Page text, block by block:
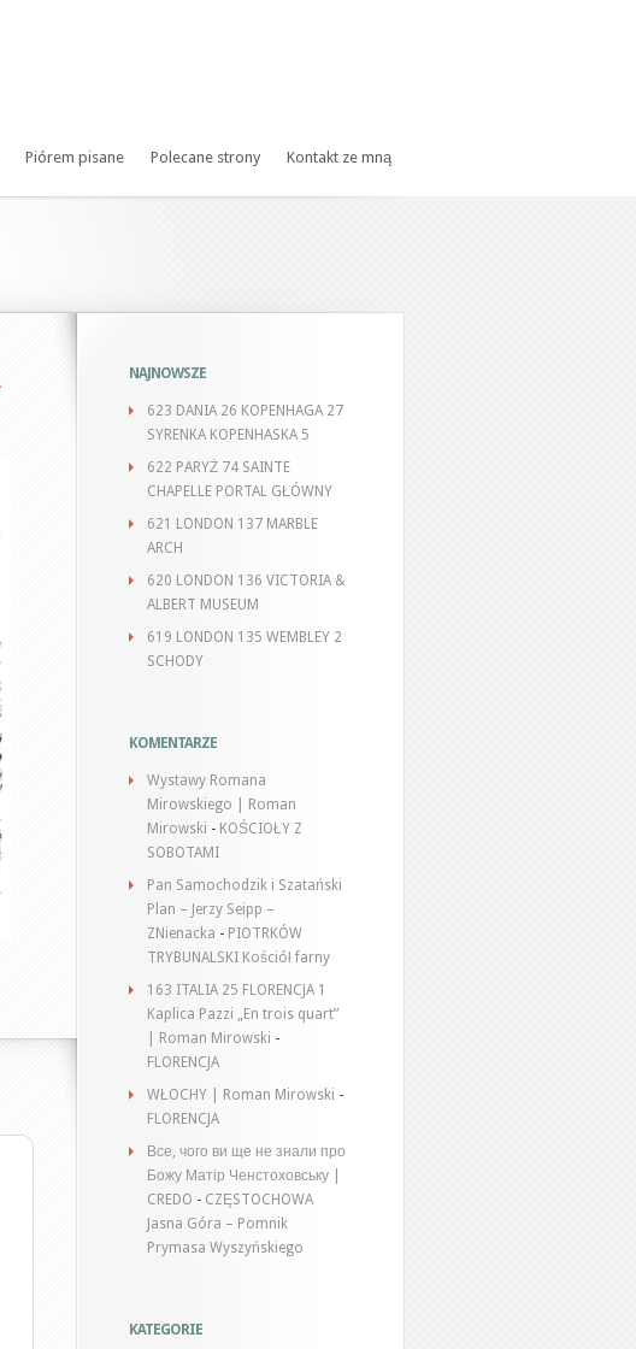
Piórem pisane Polecane strony Kontakt ze mną
NAJNOWSZE
623 DANIA 26 KOPENHAGA 27
SYRENKA KOPENHASKA 5
622 PARYŻ 74 SAINTE
CHAPELLE PORTAL GŁÓWNY
621 LONDON 137 MARBLE
ARCH
620 LONDON 136 VICTORIA &
ALBERT MUSEUM
619 LONDON 135 WEMBLEY 2
SCHODY
KOMENTARZE
Wystawy Romana
Mirowskiego | Roman
Mirowski - KOŚCIOŁY Z
SOBOTAMI
Pan Samochodzik i Szatański
Plan – Jerzy Seipp –
ZNienacka - PIOTRKÓW
TRYBUNALSKI Kościół farny
163 ITALIA 25 FLORENCJA 1
Kaplica Pazzi „En trois quart”
| Roman Mirowski -
FLORENCJA
WŁOCHY | Roman Mirowski -
FLORENCJA
Все, чого ви ще не знали про
Божу Матір Ченстоховську |
CREDO - CZĘSTOCHOWA
Jasna Góra – Pomnik
Prymasa Wyszyńskiego
KATEGORIE